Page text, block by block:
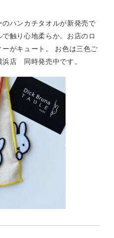
ハンカチタオルが新発売で
触り心地柔らか。お店のロ
がキュート。 お色は三色ご
浜店 同時発売中です。